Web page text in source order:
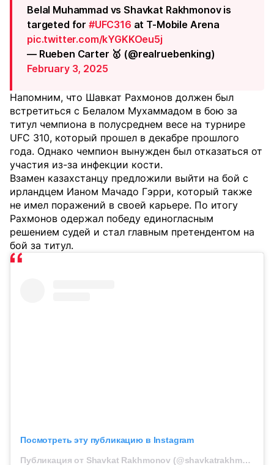
Belal Muhammad vs Shavkat Rakhmonov is
targeted for #UFC316 at T-Mobile Arena
pic.twitter.com/kYGKKOeu5j
— Rueben Carter 🥇 (@realruebenking)
February 3, 2025
Напомним, что Шавкат Рахмонов должен был
встретиться с Белалом Мухаммадом в бою за
титул чемпиона в полусреднем весе на турнире
UFC 310, который прошел в декабре прошлого
года. Однако чемпион вынужден был отказаться от
участия из-за инфекции кости.
Взамен казахстанцу предложили выйти на бой с
ирландцем Ианом Мачадо Гэрри, который также
не имел поражений в своей карьере. По итогу
Рахмонов одержал победу единогласным
решением судей и стал главным претендентом на
бой за титул.
Посмотреть эту публикацию в Instagram
Публикация от Shavkat Rakhmonov (@shavkatrakhmonov94)